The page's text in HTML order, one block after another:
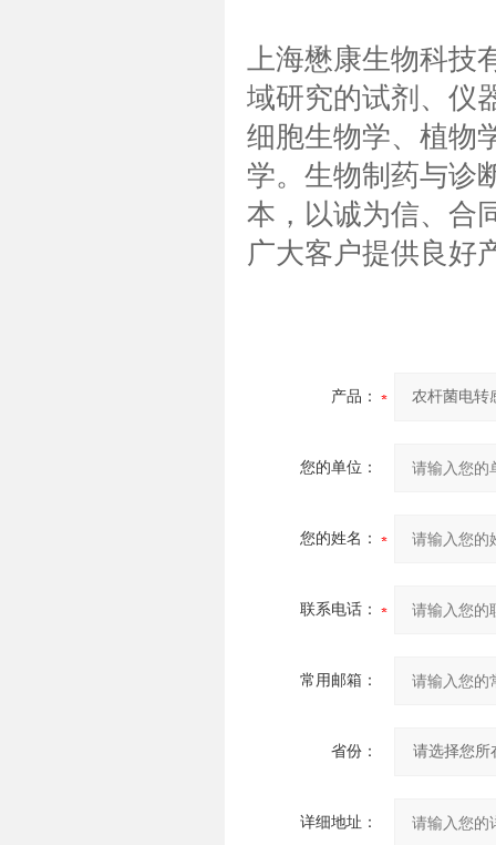
上海懋康生物科技
域研究的试剂、仪
细胞生物学、植物
学。生物制药与诊
本，以诚为信、合
广大客户提供良好
产品：
您的单位：
您的姓名：
联系电话：
常用邮箱：
省份：
详细地址：